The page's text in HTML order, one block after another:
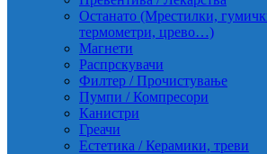
Останато (Мрестилки,
термометри, црево…)
Магнети
Распрскувачи
Филтер / Прочистување
Пумпи / Компресори
Канистри
Греачи
Естетика / Керамики, треви